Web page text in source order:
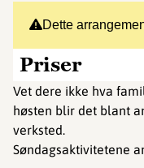
Dette
Priser
Vet dere ikke hva
høsten blir det blant
verksted.
Søndagsaktivitetene